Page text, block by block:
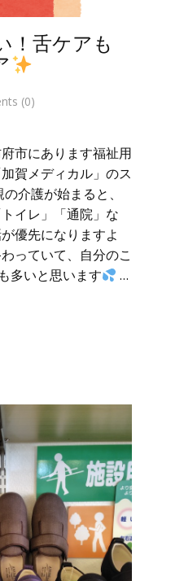
！舌ケアも
(0)
市にあります福祉用
賀メディカル」のス
介護が始まると、
イレ」「通院」な
優先になりますよ
っていて、自分のこ
多いと思います
…